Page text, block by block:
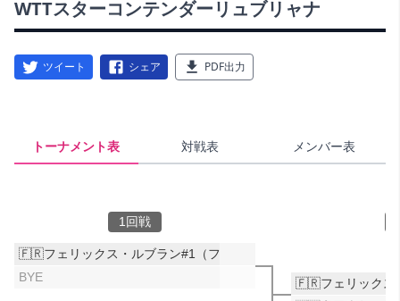
WTTスターコンテンダーリュブリャナ
ツイート シェア PDF出力
トーナメント表 対戦表 メンバー表
1回戦
🇫🇷フェリックス・ルブラン#1（フランス）
BYE
🇫🇷フェリックス